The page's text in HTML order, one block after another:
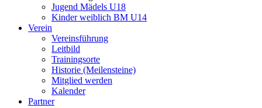
Jugend Mädels U18
Kinder weiblich BM U14
Verein
Vereinsführung
Leitbild
Trainingsorte
Historie (Meilensteine)
Mitglied werden
Kalender
Partner